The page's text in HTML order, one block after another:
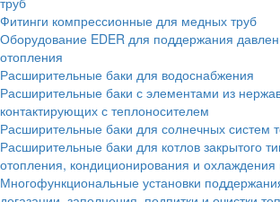
Фитинги компрессионные для медных труб
Оборудование EDER для поддержания
отопления
Расширительные баки для водоснабжения
Расширительные баки с элементами из
контактирующих с теплоносителем
Расширительные баки для солнечных систем
Расширительные баки для котлов закрытого
отопления, кондиционирования и охлаждения
Многофункциональные установки